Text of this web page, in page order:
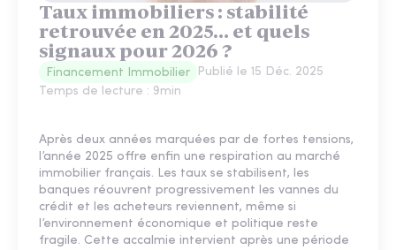
Taux immobiliers : stabilité
retrouvée en 2025… et quels
signaux pour 2026 ?
Financement Immobilier Publié le 15 Déc. 2025
Temps de lecture : 9min
Après deux années marquées par de fortes tensions,
l’année 2025 offre enfin une respiration au marché
immobilier français. Les taux se stabilisent, les
banques réouvrent progressivement les vannes du
crédit et les acheteurs reviennent, même si
l’environnement économique et politique reste
fragile. Cette accalmie intervient après une période